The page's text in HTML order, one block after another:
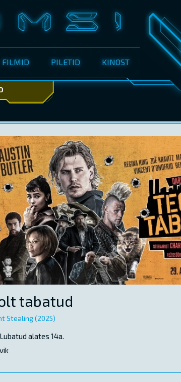
FILMID PILETID KINOST
tabatud
Stealing (2025)
Lubatud alates 14a.